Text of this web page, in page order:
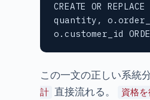
CREATE OR
quantity,
o.customer_id
この一文の正しい系統
計 直接流れる。 資格を